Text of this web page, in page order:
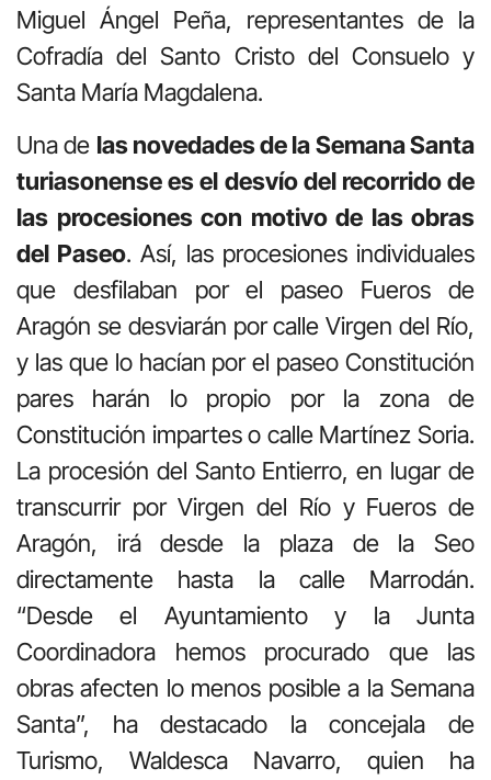
Miguel Ángel Peña, representantes de la
Cofradía del Santo Cristo del Consuelo y
Santa María Magdalena.
Una de las novedades de la Semana Santa
turiasonense es el desvío del recorrido de
las procesiones con motivo de las obras
del Paseo. Así, las procesiones individuales
que desfilaban por el paseo Fueros de
Aragón se desviarán por calle Virgen del Río,
y las que lo hacían por el paseo Constitución
pares harán lo propio por la zona de
Constitución impartes o calle Martínez Soria.
La procesión del Santo Entierro, en lugar de
transcurrir por Virgen del Río y Fueros de
Aragón, irá desde la plaza de la Seo
directamente hasta la calle Marrodán.
“Desde el Ayuntamiento y la Junta
Coordinadora hemos procurado que las
obras afecten lo menos posible a la Semana
Santa”, ha destacado la concejala de
Turismo, Waldesca Navarro, quien ha